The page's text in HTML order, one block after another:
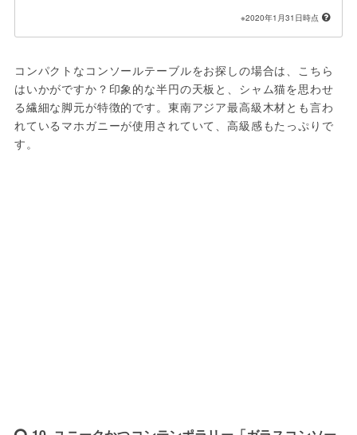
※2020年1月31日時点
コンパクトなコンソールテーブルをお探しの場合は、こちら
はいかがですか？印象的な半円の天板と、シャム猫を思わせ
る繊細な脚元が特徴的です。東南アジア最高級木材とも言わ
れているマホガニーが使用されていて、高級感もたっぷりで
す。